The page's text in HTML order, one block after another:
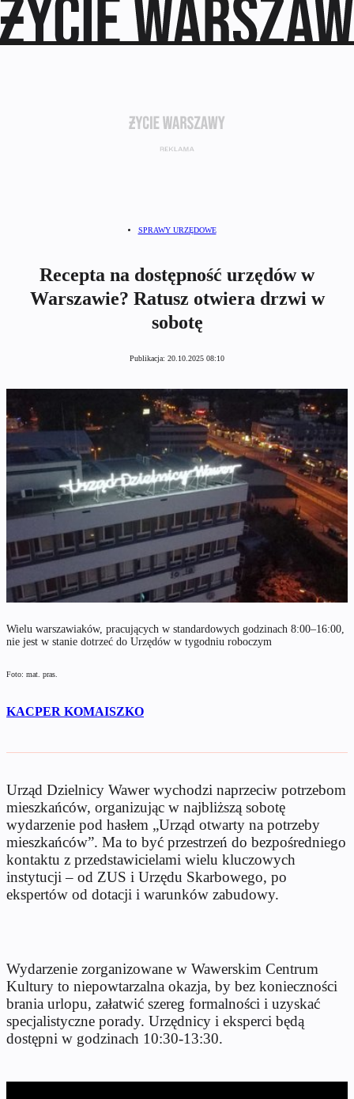
SPRAWY URZĘDOWE
Recepta na dostępność urzędów w
Warszawie? Ratusz otwiera drzwi w
sobotę
Publikacja: 20.10.2025 08:10
Wielu warszawiaków, pracujących w standardowych godzinach 8:00–16:00,
nie jest w stanie dotrzeć do Urzędów w tygodniu roboczym
Foto: mat. pras.
KACPER KOMAISZKO
Urząd Dzielnicy Wawer wychodzi naprzeciw potrzebom
mieszkańców, organizując w najbliższą sobotę
wydarzenie pod hasłem „Urząd otwarty na potrzeby
mieszkańców”. Ma to być przestrzeń do bezpośredniego
kontaktu z przedstawicielami wielu kluczowych
instytucji – od ZUS i Urzędu Skarbowego, po
ekspertów od dotacji i warunków zabudowy.
Wydarzenie zorganizowane w Wawerskim Centrum
Kultury to niepowtarzalna okazja, by bez konieczności
brania urlopu, załatwić szereg formalności i uzyskać
specjalistyczne porady. Urzędnicy i eksperci będą
dostępni w godzinach 10:30-13:30.